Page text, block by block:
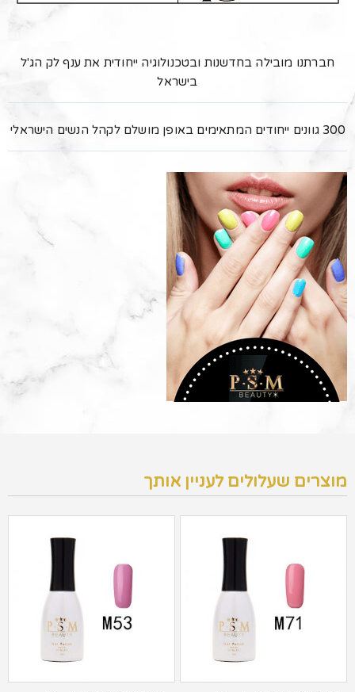
חברתנו מובילה בחדשנות ובטכנולוגיה ייחודית את ענף לק הג'ל
בישראל
300 גוונים ייחודים המתאימים באופן מושלם לקהל הנשים הישראלי
מוצרים שעלולים לעניין אותך